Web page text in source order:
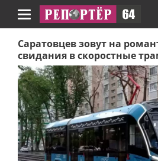
Навигация
Саратовцев зовут на
свидания в скоростные